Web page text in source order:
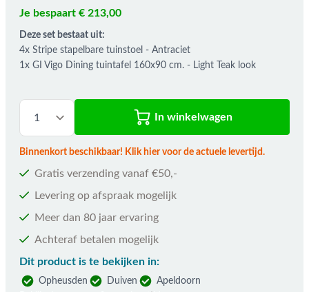
Je bespaart € 213,00
Deze set bestaat uit:
4x Stripe stapelbare tuinstoel - Antraciet
1x GI Vigo Dining tuintafel 160x90 cm. - Light Teak look
In winkelwagen
Binnenkort beschikbaar! Klik hier voor de actuele levertijd.
Gratis verzending vanaf €50,-
Levering op afspraak mogelijk
Meer dan 80 jaar ervaring
Achteraf betalen mogelijk
Dit product is te bekijken in:
Opheusden Duiven
Apeldoorn